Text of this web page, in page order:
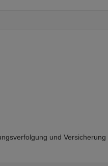
und